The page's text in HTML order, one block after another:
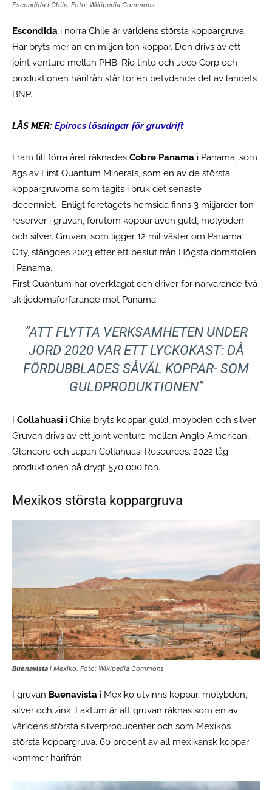
Escondida i Chile. Foto: Wikipedia Commons
Escondida i norra Chile är världens största koppargruva.
Här bryts mer än en miljon ton koppar. Den drivs av ett
joint venture mellan PHB, Rio tinto och Jeco Corp och
produktionen härifrån står för en betydande del av landets
BNP.
LÄS MER: Epirocs lösningar för gruvdrift
Fram till förra året räknades Cobre Panama i Panama, som
ägs av First Quantum Minerals, som en av de största
koppargruvorna som tagits i bruk det senaste
decenniet. Enligt företagets hemsida finns 3 miljarder ton
reserver i gruvan, förutom koppar även guld, molybden
och silver. Gruvan, som ligger 12 mil väster om Panama
City, stängdes 2023 efter ett beslut från Högsta domstolen
i Panama.
First Quantum har överklagat och driver för närvarande två
skiljedomsförfarande mot Panama.
”ATT FLYTTA VERKSAMHETEN UNDER
JORD 2020 VAR ETT LYCKOKAST: DÅ
FÖRDUBBLADES SÅVÄL KOPPAR- SOM
GULDPRODUKTIONEN”
I Collahuasi i Chile bryts koppar, guld, moybden och silver.
Gruvan drivs av ett joint venture mellan Anglo American,
Glencore och Japan Collahuasi Resources. 2022 låg
produktionen på drygt 570 000 ton.
Mexikos största koppargruva
Buenavista i Mexiko. Foto: Wikipedia Commons
I gruvan Buenavista i Mexiko utvinns koppar, molybden,
silver och zink. Faktum är att gruvan räknas som en av
världens största silverproducenter och som Mexikos
största koppargruva. 60 procent av all mexikansk koppar
kommer härifrån.